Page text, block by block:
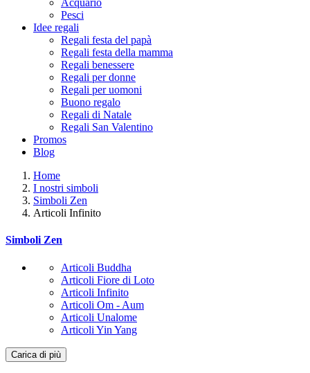
Acquario
Pesci
Idee regali
Regali festa del papà
Regali festa della mamma
Regali benessere
Regali per donne
Regali per uomoni
Buono regalo
Regali di Natale
Regali San Valentino
Promos
Blog
Home
I nostri simboli
Simboli Zen
Articoli Infinito
Simboli Zen
Articoli Buddha
Articoli Fiore di Loto
Articoli Infinito
Articoli Om - Aum
Articoli Unalome
Articoli Yin Yang
Carica di più